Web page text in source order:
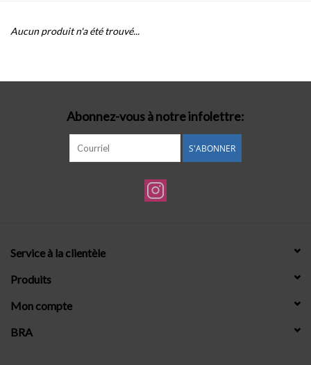
Aucun produit n'a été trouvé...
Abonnez-vous à notre infolettre:
S'ABONNER
Service à la clientèle
Produits
Mon compte
BRA